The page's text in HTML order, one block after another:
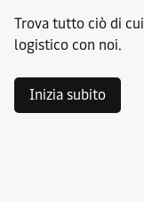
Trova tutto ciò di
logistico con noi.
Inizia subito